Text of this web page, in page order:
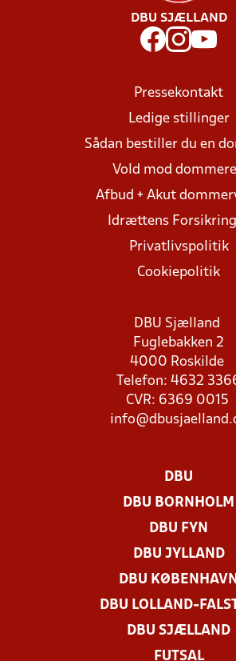
DBU SJÆLLAND
Pressekontakt
Ledige stillinger
Sådan bestiller du en
Vold mod
Afbud + Akut
Idrættens
Privatlivspolitik
Cookiepolitik
DBU Sjælland
Fuglebakken 2
4000 Roskilde
Telefon: 4632
CVR: 6369 0015
DBU
DBU BORNHOLM
DBU FYN
DBU JYLLAND
DBU KØBENHAVN
DBU LOLLAND-
DBU SJÆLLAND
FUTSAL